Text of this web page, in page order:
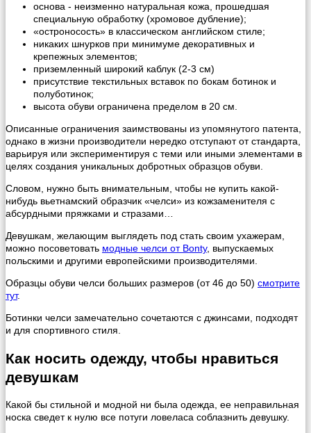
основа - неизменно натуральная кожа, прошедшая
специальную обработку (хромовое дубление);
«остроносость» в классическом английском стиле;
никаких шнурков при минимуме декоративных и
крепежных элементов;
приземленный широкий каблук (2-3 см)
присутствие текстильных вставок по бокам ботинок и
полуботинок;
высота обуви ограничена пределом в 20 см.
Описанные ограничения заимствованы из упомянутого патента,
однако в жизни производители нередко отступают от стандарта,
варьируя или экспериментируя с теми или иными элементами в
целях создания уникальных добротных образцов обуви.
Словом, нужно быть внимательным, чтобы не купить какой-
нибудь вьетнамский образчик «челси» из кожзаменителя с
абсурдными пряжками и стразами…
Девушкам, желающим выглядеть под стать своим ухажерам,
можно посоветовать модные челси от Bonty, выпускаемых
польскими и другими европейскими производителями.
Образцы обуви челси больших размеров (от 46 до 50) смотрите
тут.
Ботинки челси замечательно сочетаются с джинсами, подходят
и для спортивного стиля.
Как носить одежду, чтобы нравиться
девушкам
Какой бы стильной и модной ни была одежда, ее неправильная
носка сведет к нулю все потуги ловеласа соблазнить девушку.